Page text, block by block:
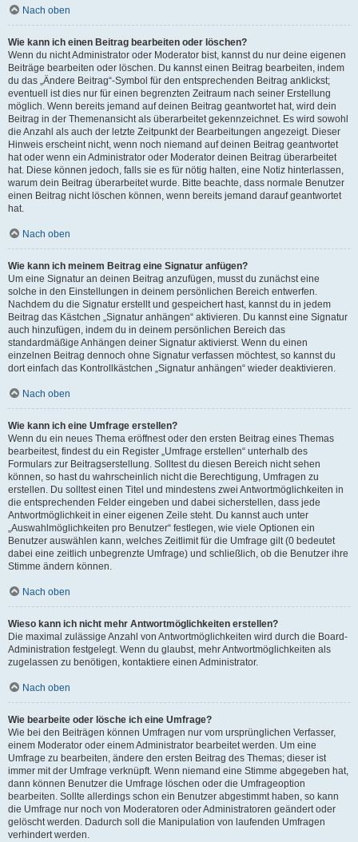
Nach oben
Wie kann ich einen Beitrag bearbeiten oder löschen?
Wenn du nicht Administrator oder Moderator bist, kannst du nur deine eigenen
Beiträge bearbeiten oder löschen. Du kannst einen Beitrag bearbeiten, indem
du das „Ändere Beitrag“-Symbol für den entsprechenden Beitrag anklickst;
eventuell ist dies nur für einen begrenzten Zeitraum nach seiner Erstellung
möglich. Wenn bereits jemand auf deinen Beitrag geantwortet hat, wird dein
Beitrag in der Themenansicht als überarbeitet gekennzeichnet. Es wird sowohl
die Anzahl als auch der letzte Zeitpunkt der Bearbeitungen angezeigt. Dieser
Hinweis erscheint nicht, wenn noch niemand auf deinen Beitrag geantwortet
hat oder wenn ein Administrator oder Moderator deinen Beitrag überarbeitet
hat. Diese können jedoch, falls sie es für nötig halten, eine Notiz hinterlassen,
warum dein Beitrag überarbeitet wurde. Bitte beachte, dass normale Benutzer
einen Beitrag nicht löschen können, wenn bereits jemand darauf geantwortet
hat.
Nach oben
Wie kann ich meinem Beitrag eine Signatur anfügen?
Um eine Signatur an deinen Beitrag anzufügen, musst du zunächst eine
solche in den Einstellungen in deinem persönlichen Bereich entwerfen.
Nachdem du die Signatur erstellt und gespeichert hast, kannst du in jedem
Beitrag das Kästchen „Signatur anhängen“ aktivieren. Du kannst eine Signatur
auch hinzufügen, indem du in deinem persönlichen Bereich das
standardmäßige Anhängen deiner Signatur aktivierst. Wenn du einen
einzelnen Beitrag dennoch ohne Signatur verfassen möchtest, so kannst du
dort einfach das Kontrollkästchen „Signatur anhängen“ wieder deaktivieren.
Nach oben
Wie kann ich eine Umfrage erstellen?
Wenn du ein neues Thema eröffnest oder den ersten Beitrag eines Themas
bearbeitest, findest du ein Register „Umfrage erstellen“ unterhalb des
Formulars zur Beitragserstellung. Solltest du diesen Bereich nicht sehen
können, so hast du wahrscheinlich nicht die Berechtigung, Umfragen zu
erstellen. Du solltest einen Titel und mindestens zwei Antwortmöglichkeiten in
die entsprechenden Felder eingeben und dabei sicherstellen, dass jede
Antwortmöglichkeit in einer eigenen Zeile steht. Du kannst auch unter
„Auswahlmöglichkeiten pro Benutzer“ festlegen, wie viele Optionen ein
Benutzer auswählen kann, welches Zeitlimit für die Umfrage gilt (0 bedeutet
dabei eine zeitlich unbegrenzte Umfrage) und schließlich, ob die Benutzer ihre
Stimme ändern können.
Nach oben
Wieso kann ich nicht mehr Antwortmöglichkeiten erstellen?
Die maximal zulässige Anzahl von Antwortmöglichkeiten wird durch die Board-
Administration festgelegt. Wenn du glaubst, mehr Antwortmöglichkeiten als
zugelassen zu benötigen, kontaktiere einen Administrator.
Nach oben
Wie bearbeite oder lösche ich eine Umfrage?
Wie bei den Beiträgen können Umfragen nur vom ursprünglichen Verfasser,
einem Moderator oder einem Administrator bearbeitet werden. Um eine
Umfrage zu bearbeiten, ändere den ersten Beitrag des Themas; dieser ist
immer mit der Umfrage verknüpft. Wenn niemand eine Stimme abgegeben hat,
dann können Benutzer die Umfrage löschen oder die Umfrageoption
bearbeiten. Sollte allerdings schon ein Benutzer abgestimmt haben, so kann
die Umfrage nur noch von Moderatoren oder Administratoren geändert oder
gelöscht werden. Dadurch soll die Manipulation von laufenden Umfragen
verhindert werden.